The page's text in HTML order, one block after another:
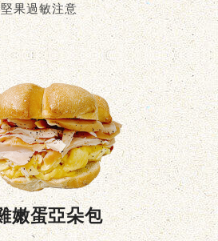
堅果過敏注意
嫩蛋亞朵包